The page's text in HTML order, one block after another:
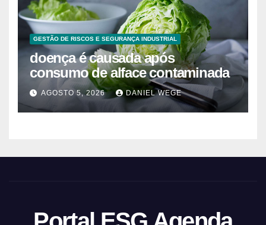
GESTÃO DE RISCOS E SEGURANÇA INDUSTRIAL
doença é causada após
consumo de alface contaminada
AGOSTO 5, 2026 DANIEL WEGE